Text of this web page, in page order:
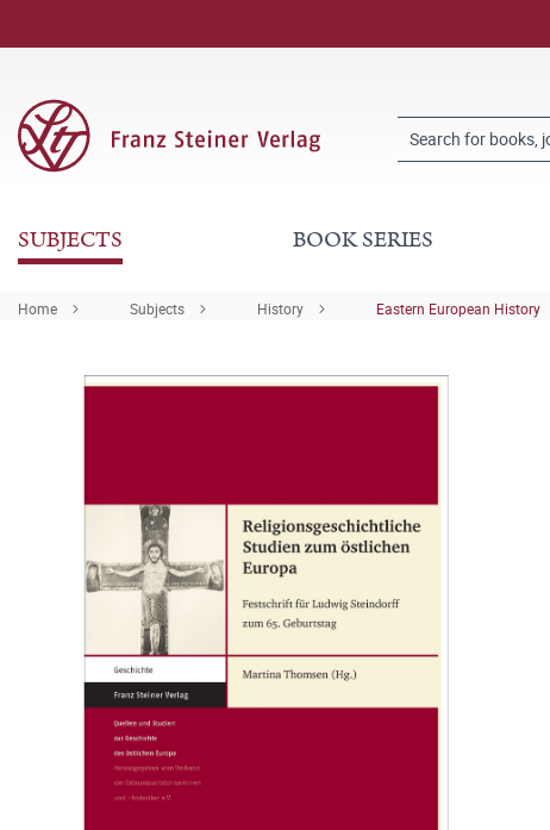
SUBJECTS BOOK SERIES
Home Subjects History Eastern European History